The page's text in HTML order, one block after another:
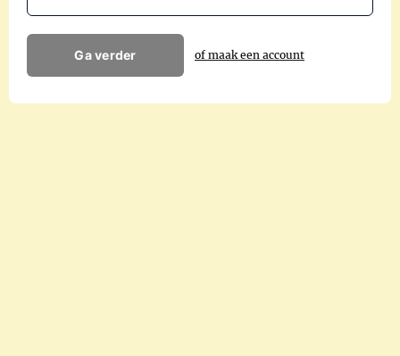
Ga verder of maak een account